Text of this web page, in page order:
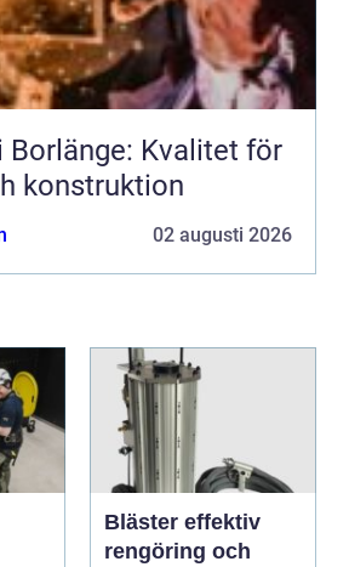
Borlänge: Kvalitet för
konstruktion
02 augusti 2026
Bläster effektiv
rengöring och